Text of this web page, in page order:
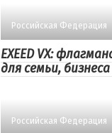
Российская Федерация
EXEED VX:
для семьи,
Российская Федерация